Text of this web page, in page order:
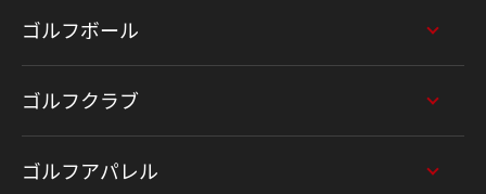
ゴルフボール
ゴルフクラブ
ゴルフアパレル